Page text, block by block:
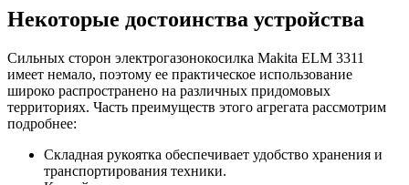
Некоторые достоинства устройства
Сильных сторон электрогазонокосилка Makita ELM 3311
имеет немало, поэтому ее практическое использование
широко распространено на различных придомовых
территориях. Часть преимуществ этого агрегата рассмотрим
подробнее:
Складная рукоятка обеспечивает удобство хранения и
транспортирования техники.